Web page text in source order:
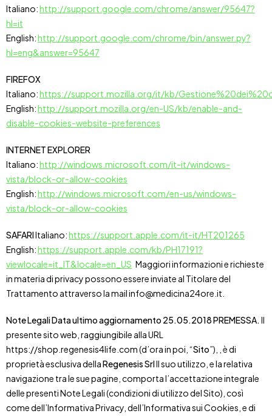
Italiano:http://support.google.com/chrome/answer/95647?
hl=it
English:http://support.google.com/chrome/bin/answer.py?
hl=eng&answer=95647
FIREFOX
Italiano:https://support.mozilla.org/it/kb/
English:http://support.mozilla.org/en-US/kb/enable-and-
disable-cookies-website-preferences
INTERNET EXPLORER
Italiano:http://windows.microsoft.com/it-it/windows-
vista/block-or-allow-cookies
English:http://windows.microsoft.com/en-us/windows-
vista/block-or-allow-cookies
SAFARIItaliano:https://support.apple.com/it-it/HT201265
English:https://support.apple.com/kb/PH17191?
viewlocale=it_IT&locale=en_US Maggiori informazioni e richieste
in materia di privacy possono essere inviate al Titolare del
Trattamento attraverso la mail info@medicina24ore.it.
Note LegaliData ultimo aggiornamento 25.05.2018PREMESSA. Il
presente sito web, raggiungibile alla URL
https://shop.regenesis4life.com (d’ora in poi, “Sito”), , è di
proprietà esclusiva dellaRegenesis SrlIl suo utilizzo, e la relativa
navigazione tra le sue pagine, comporta l’accettazione integrale
delle presenti Note Legali (condizioni di utilizzo del Sito), così
come dell’Informativa Privacy, dell’Informativa sui Cookies, e di